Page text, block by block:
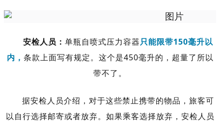
安检人员： 单瓶自喷式压力容器只能限带150毫升以
内， 条款上面写有规定。这个是450毫升的，超量了所以
带不了。
据安检人员介绍，对于这些禁止携带的物品，旅客可
以自行选择邮寄或者放弃。如果乘客选择放弃，安检人员